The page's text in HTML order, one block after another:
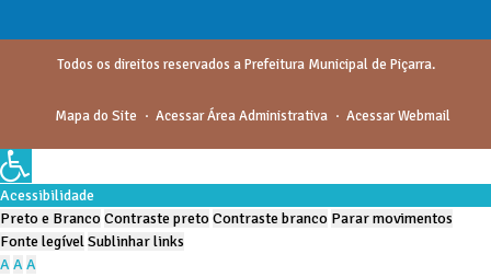
Todos os direitos reservados a Prefeitura Municipal de Piçarra.
Mapa do Site Acessar Área Administrativa Acessar Webmail
Acessibilidade
Preto e BrancoContraste pretoContraste branco Parar movimentos
Fonte legívelSublinhar links
AAA